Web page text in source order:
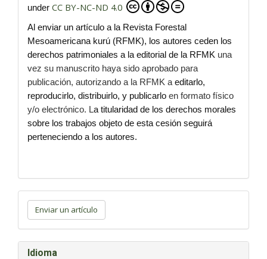
under CC BY-NC-ND 4.0
Al enviar un artículo a la Revista Forestal
Mesoamericana kurú (RFMK), los autores ceden los
derechos patrimoniales a la editorial de la RFMK una
vez su manuscrito haya sido aprobado para
publicación, autorizando a la RFMK a editarlo,
reproducirlo, distribuirlo, y publicarlo en formato físico
y/o electrónico. La titularidad de los derechos morales
sobre los trabajos objeto de esta cesión seguirá
perteneciendo a los autores.
Enviar
un
artículo
Enviar un artículo
Idioma